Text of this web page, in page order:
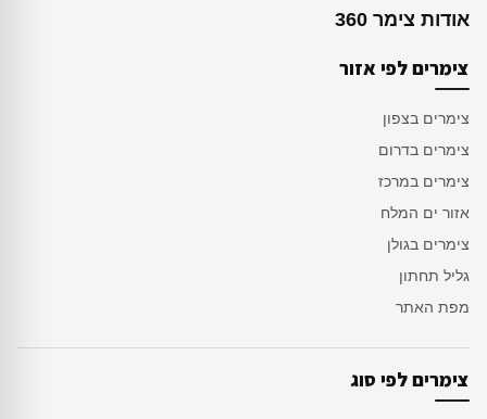
אודות צימר 360
צימרים לפי אזור
צימרים בצפון
צימרים בדרום
צימרים במרכז
אזור ים המלח
צימרים בגולן
גליל תחתון
מפת האתר
צימרים לפי סוג